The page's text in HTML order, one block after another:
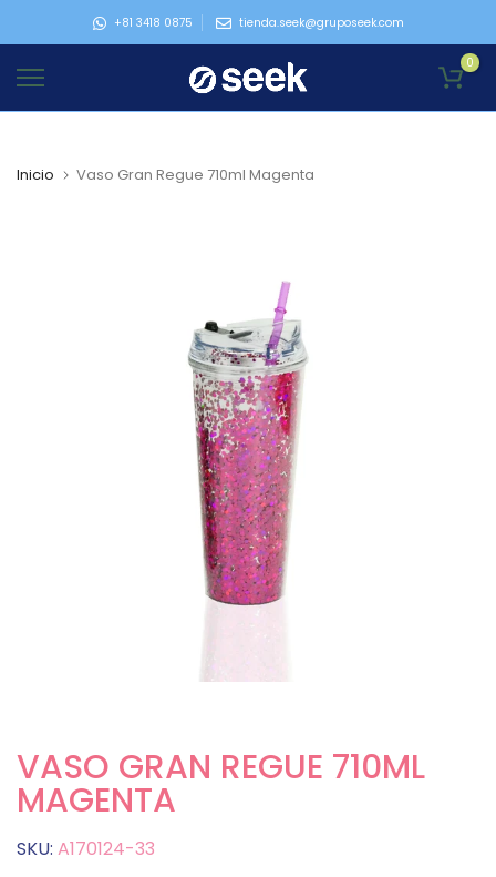
contenido
+81 3418 0875 tienda.seek@gruposeek.com
0
Inicio Vaso Gran Regue 710ml Magenta
VASO GRAN REGUE 710ML
MAGENTA
SKU: A170124-33